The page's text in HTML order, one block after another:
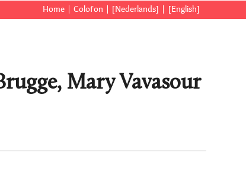
Home Colofon [Nederlands] [English]
Mary Vavasour